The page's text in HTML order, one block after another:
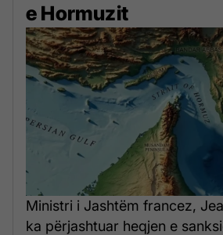
e Hormuzit
Ministri i Jashtëm francez,
ka përjashtuar heqjen e